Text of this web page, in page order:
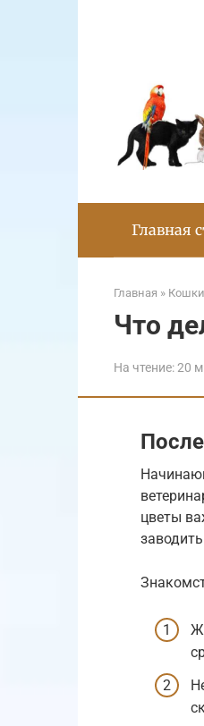
Главная
Главная » Кошки
Что
На чтение:20
цветы